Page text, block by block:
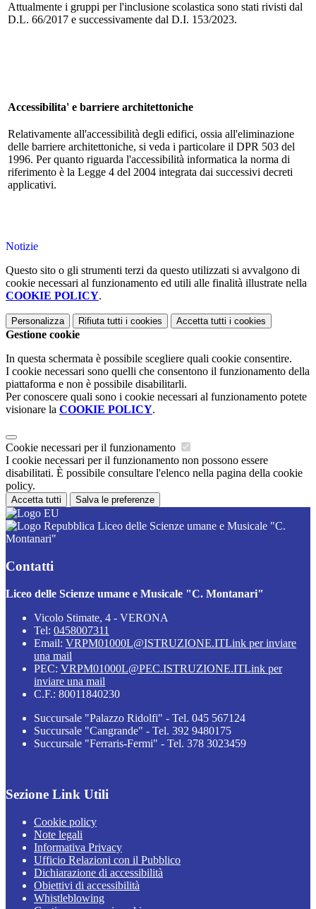
Attualmente i gruppi per l'inclusione scolastica sono stati rivisti dal
D.L. 66/2017 e successivamente dal D.I. 153/2023.
Accessibilita' e barriere architettoniche
Relativamente all'accessibilità degli edifici, ossia all'eliminazione
delle barriere architettoniche, si veda i particolare il DPR 503 del
1996. Per quanto riguarda l'accessibilità informatica la norma di
riferimento è la Legge 4 del 2004 integrata dai successivi decreti
applicativi.
Notizie
Questo sito o gli strumenti terzi da questo utilizzati si avvalgono di
cookie necessari al funzionamento ed utili alle finalità illustrate nella
COOKIE POLICY.
Personalizza Rifiuta tutti i cookies Accetta tutti i cookies
Gestione cookie
In questa schermata è possibile scegliere quali cookie consentire.
I cookie necessari sono quelli che consentono il funzionamento della
piattaforma e non è possibile disabilitarli.
Per conoscere quali sono i cookie necessari al funzionamento potete
visionare la COOKIE POLICY.
Cookie necessari per il funzionamento
I cookie necessari per il funzionamento non possono essere
disabilitati. È possibile consultare l'elenco nella pagina della cookie
policy.
Accetta tutti Salva le preferenze
Liceo delle Scienze umane e Musicale "C.
Montanari"
Contatti
Liceo delle Scienze umane e Musicale "C. Montanari"
Vicolo Stimate, 4 - VERONA
Tel: 0458007311
Email: VRPM01000L@ISTRUZIONE.ITLink per inviare
una mail
PEC: VRPM01000L@PEC.ISTRUZIONE.ITLink per
inviare una mail
C.F.: 80011840230
Succursale "Palazzo Ridolfi" - Tel. 045 567124
Succursale "Cangrande" - Tel. 392 9480175
Succursale "Ferraris-Fermi" - Tel. 378 3023459
Sezione Link Utili
Cookie policy
Note legali
Informativa Privacy
Ufficio Relazioni con il Pubblico
Dichiarazione di accessibilità
Obiettivi di accessibilità
Whistleblowing